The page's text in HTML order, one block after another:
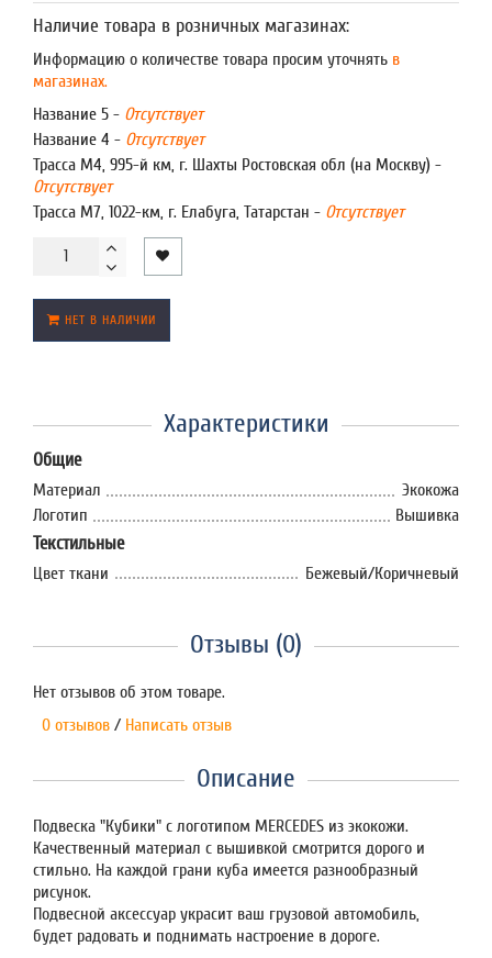
Наличие товара в розничных магазинах:
Информацию о количестве товара просим уточнять в
магазинах.
Название 5 - Отсутствует
Название 4 - Отсутствует
Трасса М4, 995-й км, г. Шахты Ростовская обл (на Москву) -
Отсутствует
Трасса М7, 1022-км, г. Елабуга, Татарстан - Отсутствует
НЕТ В НАЛИЧИИ
Характеристики
Общие
Материал
Экокожа
Логотип
Вышивка
Текстильные
Цвет ткани Бежевый/Коричневый
Отзывы (0)
Нет отзывов об этом товаре.
0 отзывов / Написать отзыв
Описание
Подвеска "Кубики" с логотипом MERCEDES из экокожи.
Качественный материал с вышивкой смотрится дорого и
стильно. На каждой грани куба имеется разнообразный
рисунок.
Подвесной аксессуар украсит ваш грузовой автомобиль,
будет радовать и поднимать настроение в дороге.